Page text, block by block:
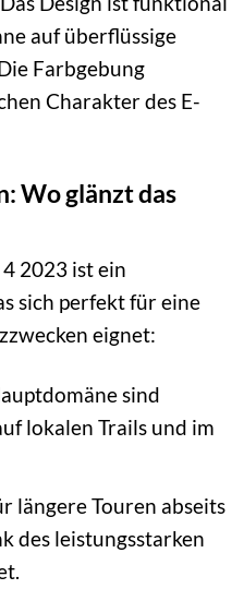
auf überflüssige
Farbgebung
Charakter des E-
Wo glänzt das
2023 ist ein
sich perfekt für eine
eignet:
sind
lokalen Trails und im
längere Touren abseits
des leistungsstarken